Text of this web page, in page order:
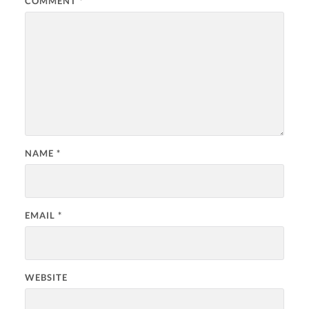
NAME *
EMAIL *
WEBSITE